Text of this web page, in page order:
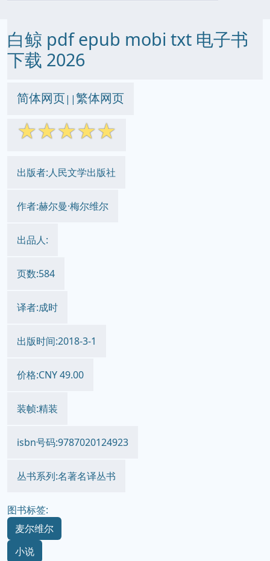
白鲸 pdf epub mobi txt 电子书
下载 2026
简体网页||繁体网页
☆☆☆☆☆
出版者:人民文学出版社
作者:赫尔曼·梅尔维尔
出品人:
页数:584
译者:成时
出版时间:2018-3-1
价格:CNY 49.00
装帧:精装
isbn号码:9787020124923
丛书系列:名著名译丛书
图书标签:
麦尔维尔
小说